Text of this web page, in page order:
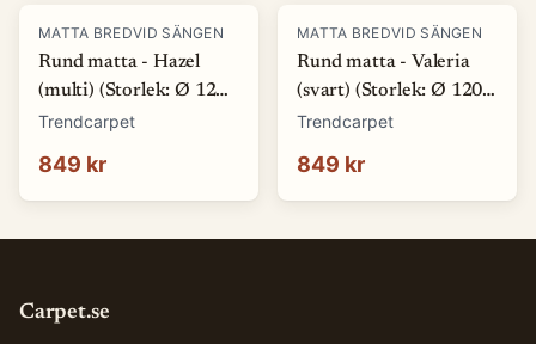
MATTA BREDVID SÄNGEN
Rund matta - Hazel
(multi) (Storlek: Ø 120
cm)
Trendcarpet
849 kr
MATTA BREDVID SÄNGEN
Rund matta - Valeria
(svart) (Storlek: Ø 120
cm)
Trendcarpet
849 kr
Carpet.se